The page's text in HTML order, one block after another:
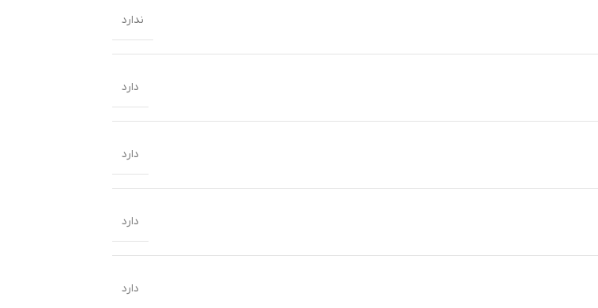
ندارد
دارد
دارد
دارد
دارد